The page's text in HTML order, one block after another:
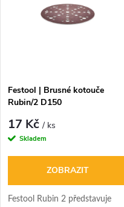
Festool | Brusné kotouče
Rubin/2 D150
17 Kč/ ks
Skladem
ZOBRAZIT
Festool Rubin 2 představuje